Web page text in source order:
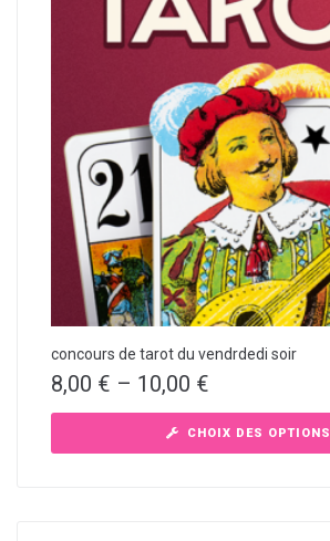
concours de tarot du vendrdedi soir
8,00 € – 10,00 €
CHOIX DES OPTIONS